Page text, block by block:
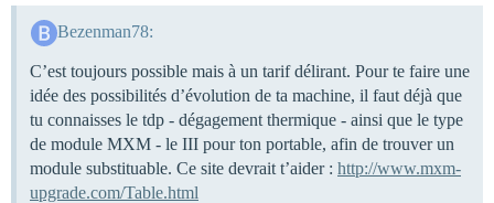
Bezenman78:
C’est toujours possible mais à un tarif délirant. Pour te faire une
idée des possibilités d’évolution de ta machine, il faut déjà que
tu connaisses le tdp - dégagement thermique - ainsi que le type
de module MXM - le III pour ton portable, afin de trouver un
module substituable. Ce site devrait t’aider : http://www.mxm-
upgrade.com/Table.html